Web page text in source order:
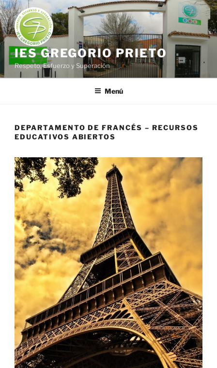
Saltar
al
contenido
IES GREGORIO PRIETO
Respeto, Esfuerzo y Superación
Menú
DEPARTAMENTO DE FRANCÉS – RECURSOS
EDUCATIVOS ABIERTOS